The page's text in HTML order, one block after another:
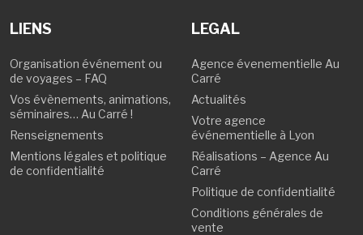
LIENS
Organisation événement ou
de voyages – FAQ
Vos évènements, animations,
séminaires… Au Carré !
Renseignements
Mentions légales et politique
de confidentialité
LEGAL
Agence évenementielle Au
Carré
Actualités
Votre agence
événementielle à Lyon
Réalisations – Agence Au
Carré
Politique de confidentialité
Conditions générales de
vente